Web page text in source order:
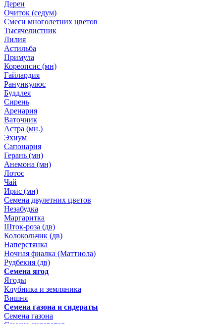
Дерен
Очиток (седум)
Смеси многолетних цветов
Тысячелистник
Лилия
Астильба
Примула
Кореопсис (мн)
Гайлардия
Ранункулюс
Буддлея
Сирень
Аренария
Ваточник
Астра (мн.)
Эхиум
Сапонария
Герань (мн)
Анемона (мн)
Лотос
Чай
Ирис (мн)
Семена двулетних цветов
Незабудка
Маргаритка
Шток-роза (дв)
Колокольчик (дв)
Наперстянка
Ночная фиалка (Маттиола)
Рудбекия (дв)
Семена ягод
Ягоды
Клубника и земляника
Вишня
Семена газона и сидераты
Семена газона